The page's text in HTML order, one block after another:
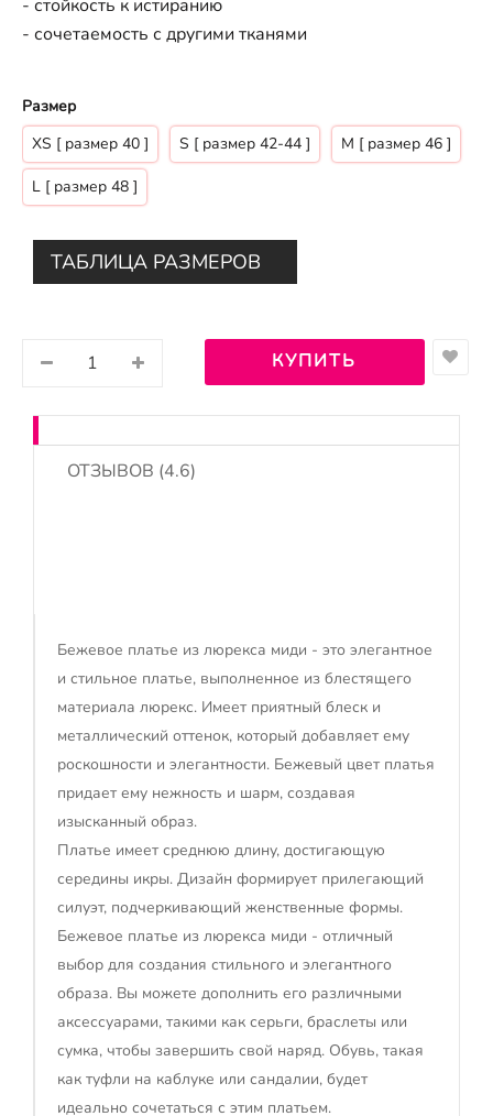
- стойкость к истиранию
- сочетаемость с другими тканями
Размер
ХS [ размер 40 ]
S [ размер 42-44 ] M [ размер 46 ]
L [ размер 48 ]
ТАБЛИЦА РАЗМЕРОВ
ОТЗЫВОВ (4.6)
Бежевое платье из люрекса миди - это элегантное
и стильное платье, выполненное из блестящего
материала люрекс. Имеет приятный блеск и
металлический оттенок, который добавляет ему
роскошности и элегантности. Бежевый цвет платья
придает ему нежность и шарм, создавая
изысканный образ.
Платье имеет среднюю длину, достигающую
середины икры. Дизайн формирует прилегающий
силуэт, подчеркивающий женственные формы.
Бежевое платье из люрекса миди - отличный
выбор для создания стильного и элегантного
образа. Вы можете дополнить его различными
аксессуарами, такими как серьги, браслеты или
сумка, чтобы завершить свой наряд. Обувь, такая
как туфли на каблуке или сандалии, будет
идеально сочетаться с этим платьем.